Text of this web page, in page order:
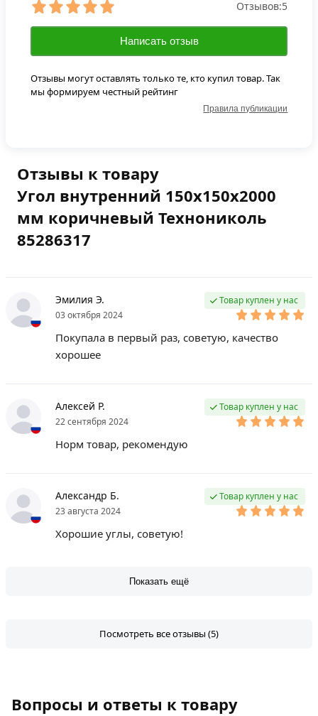
Отзывы к товару
Угол внутренний 150х150х2000
мм коричневый Технониколь
85286317
Эмилия Э.
03 октября 2024
Товар куплен у нас
Покупала в первый раз, советую, качество
хорошее
Алексей Р.
22 сентября 2024
Товар куплен у нас
Норм товар, рекомендую
Александр Б.
23 августа 2024
Товар куплен у нас
Хорошие углы, советую!
Показать ещё
Посмотреть все отзывы (5)
Отзывов:5
Написать отзыв
Отзывы могут оставлять только те, кто купил товар. Так
мы формируем честный рейтинг
Правила публикации
Вопросы и ответы к товару